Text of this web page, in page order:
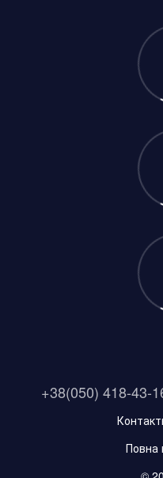
+38(050) 418-43-
Повна